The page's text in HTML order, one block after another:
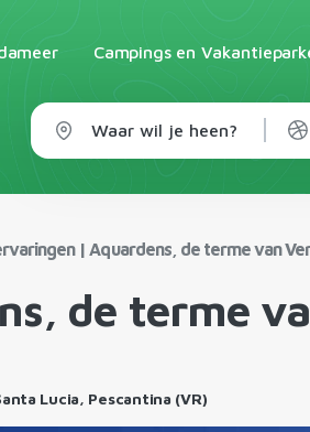
Campings en
Waar wil je heen?
| Aquardens, de terme van
de terme
Lucia, Pescantina (VR)